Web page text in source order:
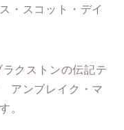
・スコット・デイ
クストンの伝記テ
アンブレイク・マ
。